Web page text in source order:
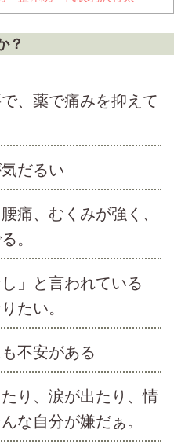
？
、薬で痛みを抑えて
だるい
痛、むくみが強く、
。
」と言われている
たい。
不安がある
り、涙が出たり、情
な自分が嫌だぁ。